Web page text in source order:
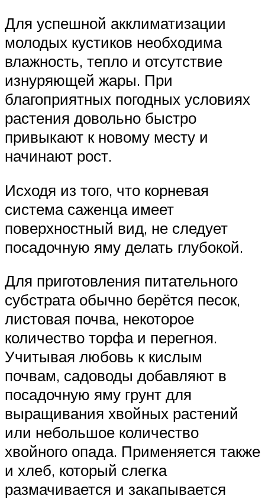
Для успешной акклиматизации
молодых кустиков необходима
влажность, тепло и отсутствие
изнуряющей жары. При
благоприятных погодных условиях
растения довольно быстро
привыкают к новому месту и
начинают рост.
Исходя из того, что корневая
система саженца имеет
поверхностный вид, не следует
посадочную яму делать глубокой.
Для приготовления питательного
субстрата обычно берётся песок,
листовая почва, некоторое
количество торфа и перегноя.
Учитывая любовь к кислым
почвам, садоводы добавляют в
посадочную яму грунт для
выращивания хвойных растений
или небольшое количество
хвойного опада. Применяется также
и хлеб, который слегка
размачивается и закапывается